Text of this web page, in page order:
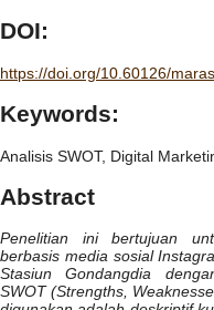
DOI:
https://doi.org/10.60126/
Keywords:
Analisis SWOT, Digital
Abstract
Penelitian ini bertujuan
berbasis media sosial
Stasiun Gondangdia
SWOT (Strengths,